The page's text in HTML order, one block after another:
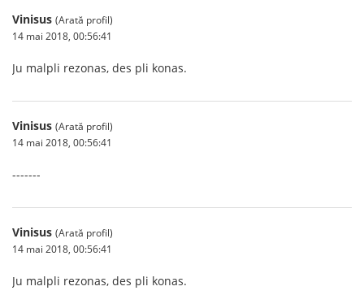
Vinisus (Arată profil)
14 mai 2018, 00:56:41
Ju malpli rezonas, des pli konas.
Vinisus (Arată profil)
14 mai 2018, 00:56:41
-------
Vinisus (Arată profil)
14 mai 2018, 00:56:41
Ju malpli rezonas, des pli konas.